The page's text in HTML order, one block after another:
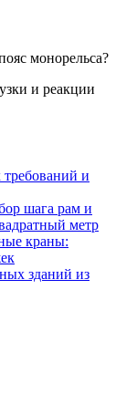
монорельса?
и реакции
и
шага рам и
метр
краны:
зданий из